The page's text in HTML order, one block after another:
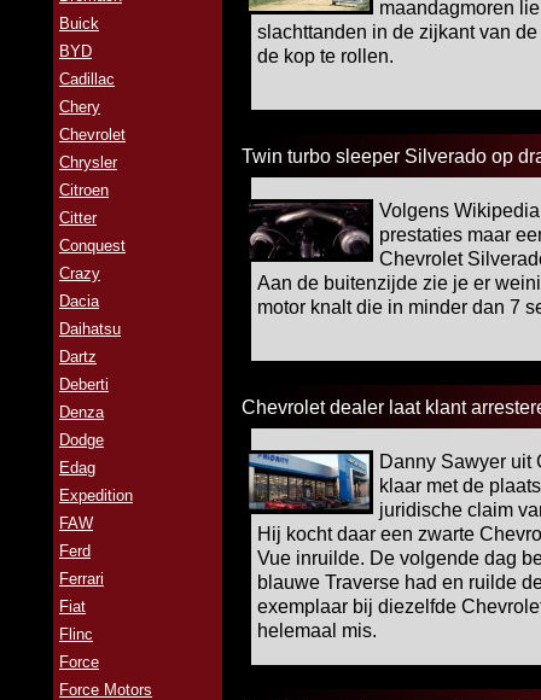
Buick
BYD
Cadillac
Chery
Chevrolet
Chrysler
Citroen
Citter
Conquest
Crazy
Dacia
Daihatsu
Dartz
Deberti
Denza
Dodge
Edag
Expedition
FAW
Ferd
Ferrari
Fiat
Flinc
Force
Force Motors
maandagmoren
slachttanden in de zijkant van
de kop te rollen.
Twin turbo sleeper Silverado op
Volgens
prestaties maar
Chevrolet
Aan de buitenzijde zie je er
motor knalt die in minder dan 7
Chevrolet dealer laat klant
Danny Sawyer uit
klaar met de
juridische claim
Hij kocht daar een zwarte
Vue inruilde. De volgende dag
blauwe Traverse had en ruilde
exemplaar bij diezelfde
helemaal mis.